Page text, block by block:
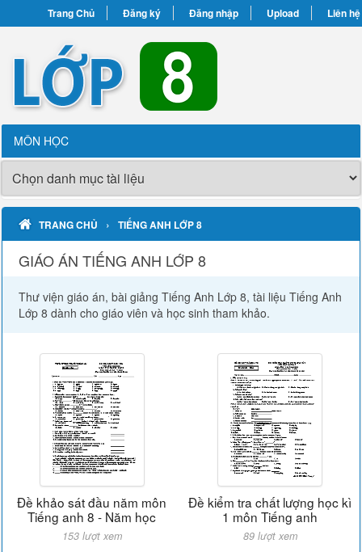
Trang Chủ Đăng ký Đăng nhập Upload Liên hệ
MÔN HỌC
TRANG CHỦ › TIẾNG ANH LỚP 8
GIÁO ÁN TIẾNG ANH LỚP 8
Thư viện giáo án, bài giảng Tiếng Anh Lớp 8, tài liệu Tiếng Anh
Lớp 8 dành cho giáo viên và học sinh tham khảo.
Đề khảo sát đầu năm môn
Tiếng anh 8 - Năm học
153 lượt xem
Đề kiểm tra chất lượng học kì
1 môn Tiếng anh
89 lượt xem